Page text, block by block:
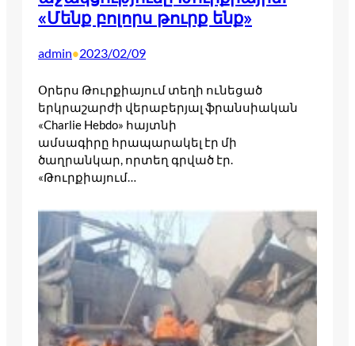
«Մենք բոլորս թուրք ենք»
admin•2023/02/09
Օրերս Թուրքիայում տեղի ունեցած
երկրաշարժի վերաբերյալ ֆրանսիական
«Charlie Hebdo» հայտնի
ամսագիրը հրապարակել էր մի
ծաղրանկար, որտեղ գրված էր.
«Թուրքիայում…